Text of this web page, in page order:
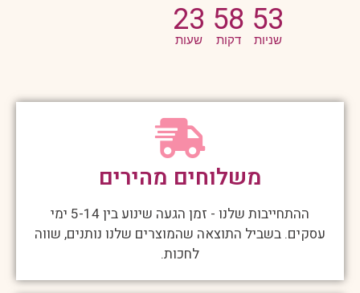
23
שעות
58
דקות
53
שניות
משלוחים מהירים
ההתחייבות שלנו - זמן הגעה שינוע בין 5-14 ימי
עסקים. בשביל התוצאה שהמוצרים שלנו נותנים, שווה
לחכות.